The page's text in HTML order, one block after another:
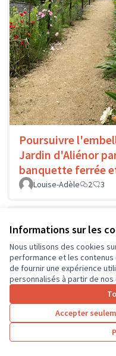
Informations sur les
Nous utilisons des cookies
performance et les
de fournir une expérience
personnalisés à partir de nos
Accepter
Poursuivre
Jardin d'Aliénor
banquette ferrée
Louise-Adèle 2 3